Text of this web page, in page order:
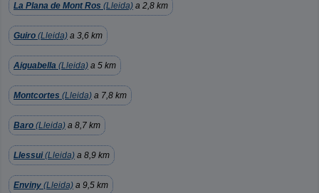
La Plana de Mont Ros (Lleida) a 2,8 km
Guiro (Lleida) a 3,6 km
Aiguabella (Lleida) a 5 km
Montcortes (Lleida) a 7,8 km
Baro (Lleida) a 8,7 km
Llessui(Lleida) a 8,9 km
Enviny (Lleida) a 9,5 km